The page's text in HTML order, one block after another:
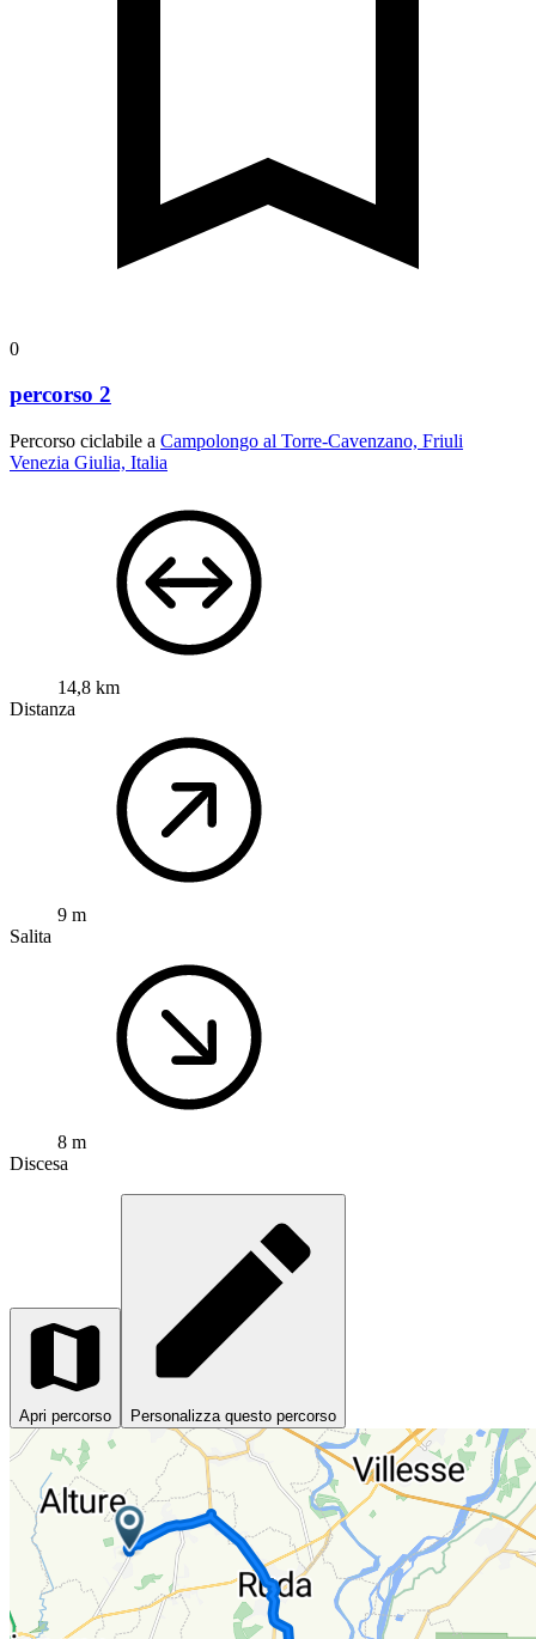
0
percorso 2
Percorso ciclabile a Campolongo al Torre-Cavenzano, Friuli
Venezia Giulia, Italia
14,8 km
Distanza
9 m
Salita
8 m
Discesa
Apri percorso Personalizza questo percorso